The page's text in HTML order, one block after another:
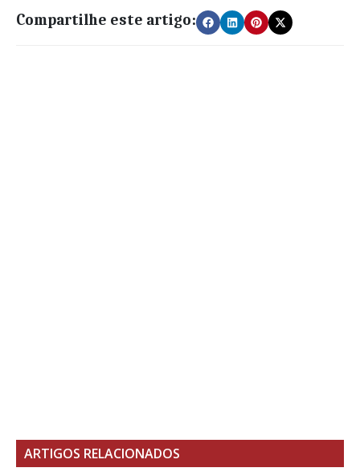
Compartilhe este artigo:
ARTIGOS RELACIONADOS